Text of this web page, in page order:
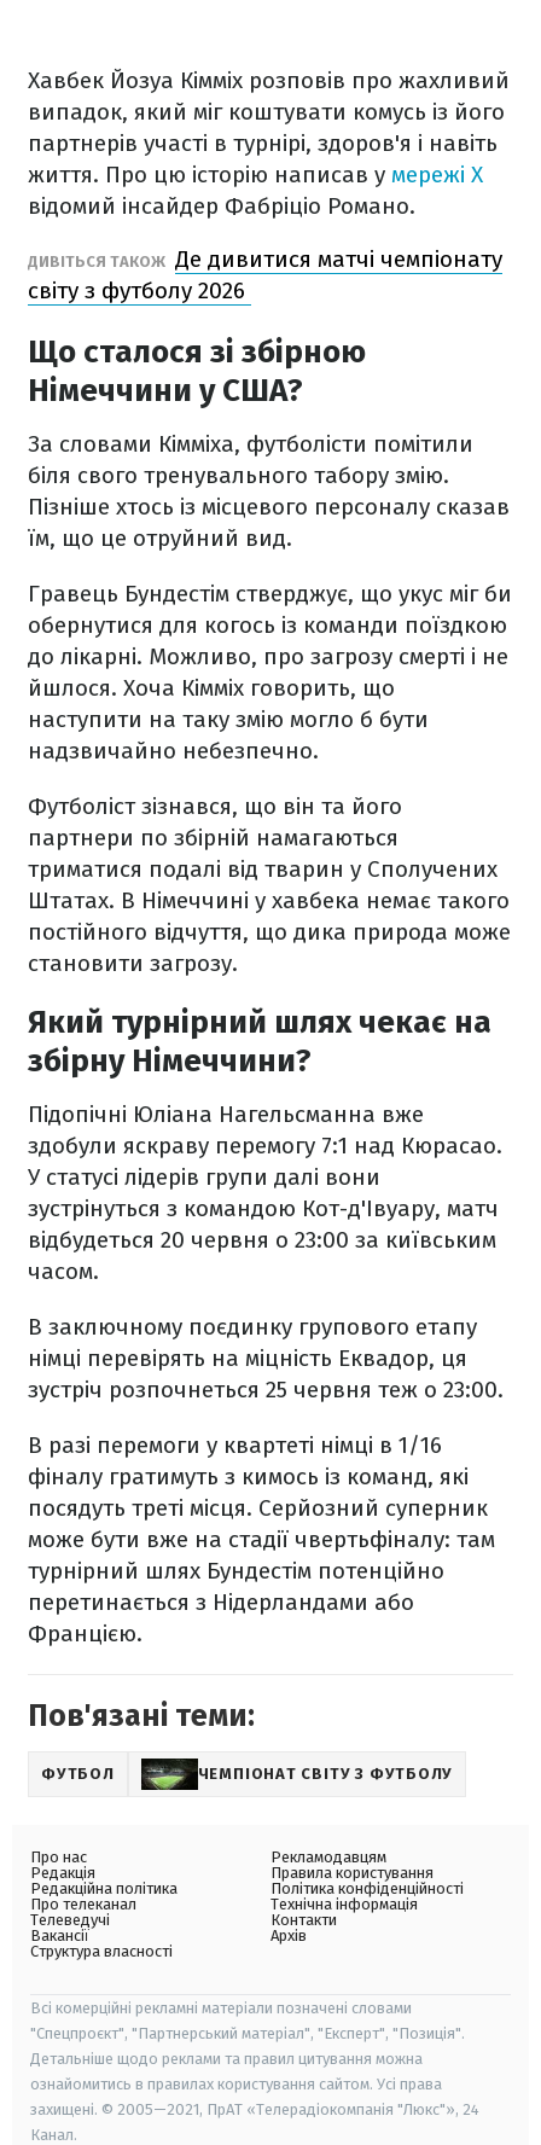
Хавбек Йозуа Кімміх розповів про жахливий
випадок, який міг коштувати комусь із його
партнерів участі в турнірі, здоров'я і навіть
життя. Про цю історію написав у мережі X
відомий інсайдер Фабріціо Романо.
ДИВІТЬСЯ ТАКОЖ Де дивитися матчі чемпіонату
світу з футболу 2026
Що сталося зі збірною
Німеччини у США?
За словами Кімміха, футболісти помітили
біля свого тренувального табору змію.
Пізніше хтось із місцевого персоналу сказав
їм, що це отруйний вид.
Гравець Бундестім стверджує, що укус міг би
обернутися для когось із команди поїздкою
до лікарні. Можливо, про загрозу смерті і не
йшлося. Хоча Кімміх говорить, що
наступити на таку змію могло б бути
надзвичайно небезпечно.
Футболіст зізнався, що він та його
партнери по збірній намагаються
триматися подалі від тварин у Сполучених
Штатах. В Німеччині у хавбека немає такого
постійного відчуття, що дика природа може
становити загрозу.
Який турнірний шлях чекає на
збірну Німеччини?
Підопічні Юліана Нагельсманна вже
здобули яскраву перемогу 7:1 над Кюрасао.
У статусі лідерів групи далі вони
зустрінуться з командою Кот-д'Івуару, матч
відбудеться 20 червня о 23:00 за київським
часом.
В заключному поєдинку групового етапу
німці перевірять на міцність Еквадор, ця
зустріч розпочнеться 25 червня теж о 23:00.
В разі перемоги у квартеті німці в 1/16
фіналу гратимуть з кимось із команд, які
посядуть треті місця. Серйозний суперник
може бути вже на стадії чвертьфіналу: там
турнірний шлях Бундестім потенційно
перетинається з Нідерландами або
Францією.
Пов'язані теми:
ФУТБОЛ ЧЕМПІОНАТ СВІТУ З ФУТБОЛУ
Про нас
Редакція
Редакційна політика
Про телеканал
Телеведучі
Вакансії
Структура власності
Рекламодавцям
Правила користування
Політика конфіденційності
Технічна інформація
Контакти
Архів
Всі комерційні рекламні матеріали позначені словами
"Спецпроєкт", "Партнерський матеріал", "Експерт", "Позиція".
Детальніше щодо реклами та правил цитування можна
ознайомитись в правилах користування сайтом. Усі права
захищені. © 2005—2021, ПрАТ «Телерадіокомпанія "Люкс"», 24
Канал.